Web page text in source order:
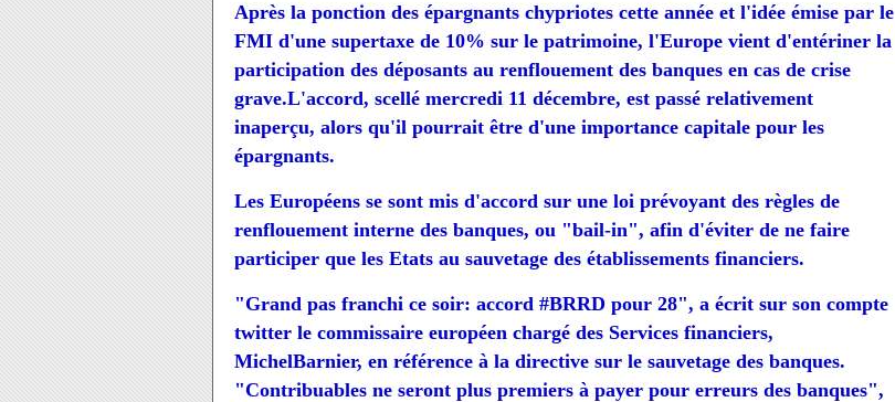
Après la ponction des épargnants chypriotes cette année et l'idée émise par le
FMI d'une supertaxe de 10% sur le patrimoine, l'Europe vient d'entériner la
participation des déposants au renflouement des banques en cas de crise
grave.L'accord, scellé mercredi 11 décembre, est passé relativement
inaperçu, alors qu'il pourrait être d'une importance capitale pour les
épargnants.
Les Européens se sont mis d'accord sur une loi prévoyant des règles de
renflouement interne des banques, ou "bail-in", afin d'éviter de ne faire
participer que les Etats au sauvetage des établissements financiers.
"Grand pas franchi ce soir: accord #BRRD pour 28", a écrit sur son compte
twitter le commissaire européen chargé des Services financiers,
MichelBarnier, en référence à la directive sur le sauvetage des banques.
"Contribuables ne seront plus premiers à payer pour erreurs des banques",